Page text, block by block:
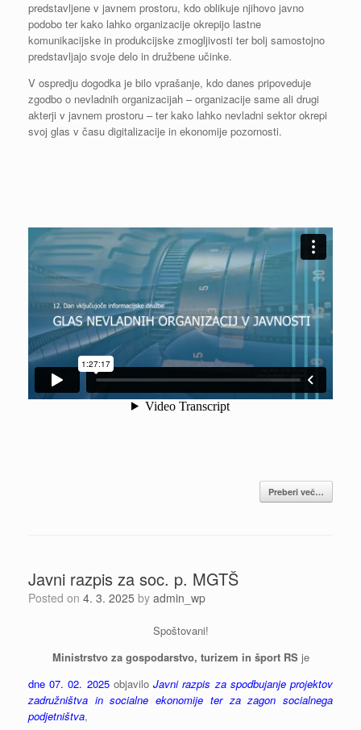
predstavljene v javnem prostoru, kdo oblikuje njihovo javno
podobo ter kako lahko organizacije okrepijo lastne
komunikacijske in produkcijske zmogljivosti ter bolj samostojno
predstavljajo svoje delo in družbene učinke.
V ospredju dogodka je bilo vprašanje, kdo danes pripoveduje
zgodbo o nevladnih organizacijah – organizacije same ali drugi
akterji v javnem prostoru – ter kako lahko nevladni sektor okrepi
svoj glas v času digitalizacije in ekonomije pozornosti.
Preberi več…
Javni razpis za soc. p. MGTŠ
Posted on 4. 3. 2025 by admin_wp
Spoštovani!
Ministrstvo za gospodarstvo, turizem in šport RSje
dne 07. 02. 2025objaviloJavni razpis za spodbujanje projektov
zadružništva in socialne ekonomije ter za zagon socialnega
podjetništva,